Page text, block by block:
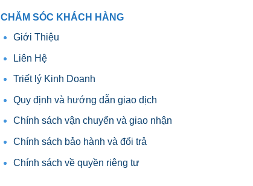
mà còn là cách tuyệt vời để kích thích sự cạnh tranh và
nhỏ với bạn bè và gia đình, tạo ra những kỷ niệm đáng nhớ.
trí và thiết kế linh hoạt. Với nó, không gian nhỏ cũng có thể
khắc giải trí không thể nào quên.
CHĂM SÓC KHÁCH HÀNG
Giới Thiệu
Liên Hệ
Triết lý Kinh Doanh
Quy định và hướng dẫn giao dịch
Chính sách vận chuyển và giao nhận
Chính sách bảo hành và đổi trả
Chính sách về quyền riêng tư